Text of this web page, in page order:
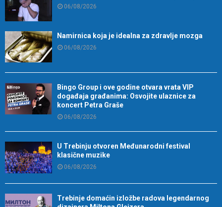
06/08/2026
Namirnica koja je idealna za zdravlje mozga
06/08/2026
Bingo Group i ove godine otvara vrata VIP
događaja građanima: Osvojite ulaznice za
koncert Petra Graše
06/08/2026
U Trebinju otvoren Međunarodni festival
klasične muzike
06/08/2026
Trebinje domaćin izložbe radova legendarnog